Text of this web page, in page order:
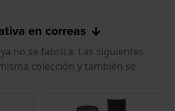
en correas
no se fabrica. Las siguientes
colección y también se